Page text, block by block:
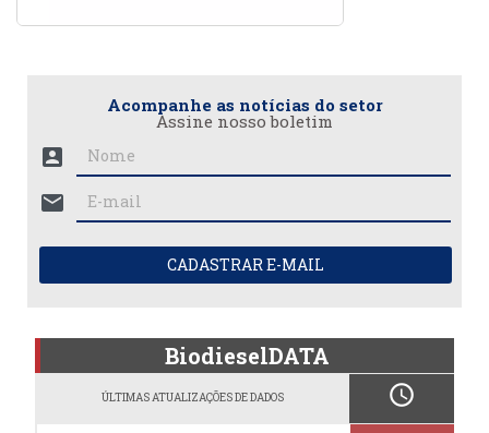
Acompanhe as notícias do setor
Assine nosso boletim
account_box
mail
CADASTRAR E-MAIL
BiodieselDATA
ÚLTIMAS ATUALIZAÇÕES DE DADOS schedule